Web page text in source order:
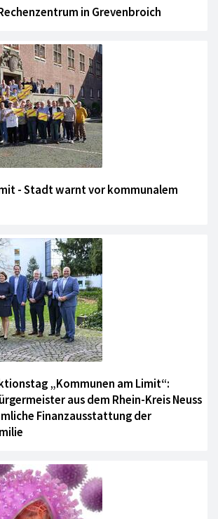
in Grevenbroich
- Stadt warnt vor kommunalem
„Kommunen am Limit“:
aus dem Rhein-Kreis Neuss
Finanzausstattung der